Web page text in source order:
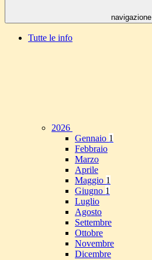
navigazione
Tutte le info
2026
Gennaio 1
Febbraio
Marzo
Aprile
Maggio 1
Giugno 1
Luglio
Agosto
Settembre
Ottobre
Novembre
Dicembre